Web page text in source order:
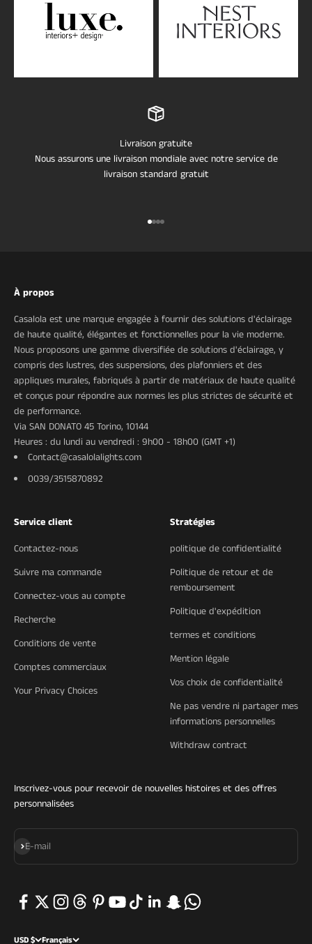
Livraison gratuite
Nous assurons une livraison mondiale avec notre service de
livraison standard gratuit
À propos
Casalola est une marque engagée à fournir des solutions d'éclairage
de haute qualité, élégantes et fonctionnelles pour la vie moderne.
Nous proposons une gamme diversifiée de solutions d'éclairage, y
compris des lustres, des suspensions, des plafonniers et des
appliques murales, fabriqués à partir de matériaux de haute qualité
et conçus pour répondre aux normes les plus strictes de sécurité et
de performance.
Via SAN DONATO 45 Torino, 10144
Heures : du lundi au vendredi : 9h00 - 18h00 (GMT +1)
Contact@casalolalights.com
0039/3515870892
Service client
Contactez-nous
Suivre ma commande
Connectez-vous au compte
Recherche
Conditions de vente
Comptes commerciaux
Your Privacy Choices
Stratégies
politique de confidentialité
Politique de retour et de
remboursement
Politique d'expédition
termes et conditions
Mention légale
Vos choix de confidentialité
Ne pas vendre ni partager mes
informations personnelles
Withdraw contract
Inscrivez-vous pour recevoir de nouvelles histoires et des offres
personnalisées
E-mail
S'inscrire
USD $ Français